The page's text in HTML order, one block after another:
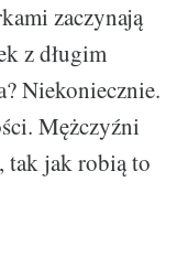
zaczynają
z długim
Niekoniecznie.
Mężczyźni
tak jak robią to